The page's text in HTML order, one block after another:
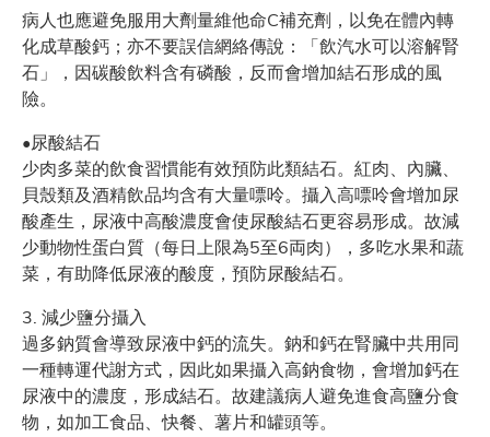
病人也應避免服用大劑量維他命C補充劑，以免在體內轉
化成草酸鈣；亦不要誤信網絡傳說：「飲汽水可以溶解腎
石」，因碳酸飲料含有磷酸，反而會增加結石形成的風
險。
•尿酸結石
少肉多菜的飲食習慣能有效預防此類結石。紅肉、內臟、
貝殼類及酒精飲品均含有大量嘌呤。攝入高嘌呤會增加尿
酸產生，尿液中高酸濃度會使尿酸結石更容易形成。故減
少動物性蛋白質（每日上限為5至6両肉），多吃水果和蔬
菜，有助降低尿液的酸度，預防尿酸結石。
3. 減少鹽分攝入
過多鈉質會導致尿液中鈣的流失。鈉和鈣在腎臟中共用同
一種轉運代謝方式，因此如果攝入高鈉食物，會增加鈣在
尿液中的濃度，形成結石。故建議病人避免進食高鹽分食
物，如加工食品、快餐、薯片和罐頭等。